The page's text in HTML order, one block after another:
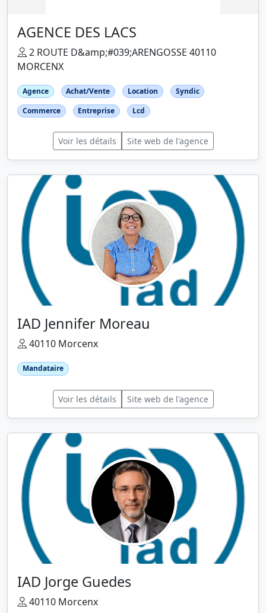
AGENCE DES LACS
2 ROUTE D&amp;#039;ARENGOSSE 40110
MORCENX
Agence Achat/Vente Location
Syndic
Commerce
Entreprise Lcd
Voir les détails Site web de l'agence
IAD Jennifer Moreau
40110 Morcenx
Mandataire
Voir les détails Site web de l'agence
IAD Jorge Guedes
40110 Morcenx